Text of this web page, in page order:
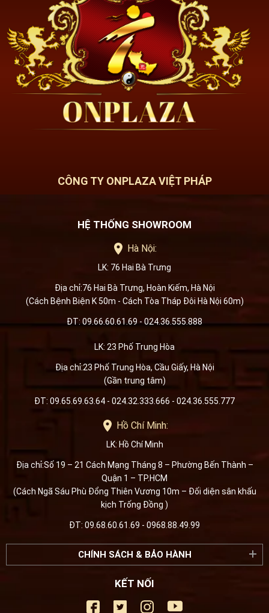
CÔNG TY ONPLAZA VIỆT PHÁP
HỆ THỐNG SHOWROOM
Hà Nội:
LK: 76 Hai Bà Trưng
Địa chỉ:76 Hai Bà Trưng, Hoàn Kiếm, Hà Nội
(Cách Bệnh Biện K 50m - Cách Tòa Tháp Đôi Hà Nội 60m)
ĐT: 09.66.60.61.69 - 024.36.555.888
LK: 23 Phố Trung Hòa
Địa chỉ:23 Phố Trung Hòa, Cầu Giấy, Hà Nội
(Gần trung tâm)
ĐT: 09.65.69.63.64 - 024.32.333.666 - 024.36.555.777
Hồ Chí Minh:
LK: Hồ Chí Minh
Địa chỉ:Số 19 – 21 Cách Mạng Tháng 8 – Phường Bến Thành –
Quận 1 – TP.HCM
(Cách Ngã Sáu Phù Đổng Thiên Vương 10m – Đối diện sân khấu
kịch Trống Đồng )
ĐT: 09.68.60.61.69 - 0968.88.49.99
CHÍNH SÁCH & BẢO HÀNH
KẾT NỐI